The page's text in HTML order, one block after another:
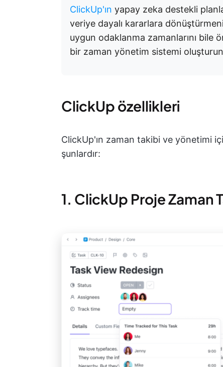
ClickUp'ın yapay zeka destekli
veriye dayalı kararlara
uygun odaklanma zamanlarını bile
bir zaman yönetim sistemi
ClickUp özellikleri
ClickUp'ın zaman takibi ve yönetimi
şunlardır:
1. ClickUp Proje Zaman